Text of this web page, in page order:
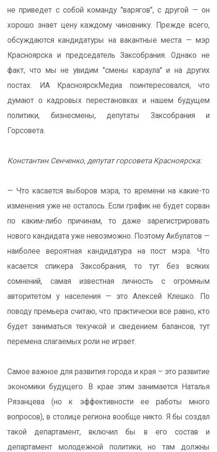
не приведет с собой команду "варягов", с другой — он
хорошо знает цену каждому чиновнику. Прежде всего,
обсуждаются кандидатуры на вакантные места — мэр
Красноярска и председатель Заксобрания. Однако не
факт, что мы не увидим "смены караула" и на других
постах. ИА КрасноярскМедиа поинтересовался, что
думают о кадровых перестановках и нашем будущем
политики, бизнесмены, депутаты Заксобрания и
Горсовета.
Константин Сенченко, депутат горсовета Красноярска:
— Что касается выборов мэра, то времени на какие-то
изменения уже не осталось. Если график не будет сорван
по каким-либо причинам, то даже зарегистрировать
нового кандидата уже невозможно. Поэтому Акбулатов —
наиболее вероятная кандидатура на пост мэра. Что
касается спикера Заксобрания, то тут без всяких
сомнений, самая известная личность с огромным
авторитетом у населения — это Алексей Клешко. По
поводу премьера считаю, что практически все равно, кто
будет заниматься текучкой и сведением балансов, тут
перемена слагаемых роли не играет.
Самое важное для развития города и края – это развитие
экономики будущего. В крае этим занимается Наталья
Рязанцева (но к эффективности ее работы много
вопросов), в столице региона вообще никто. Я бы создал
такой департамент, включил бы в его состав и
департамент молодежной политики, но там должны